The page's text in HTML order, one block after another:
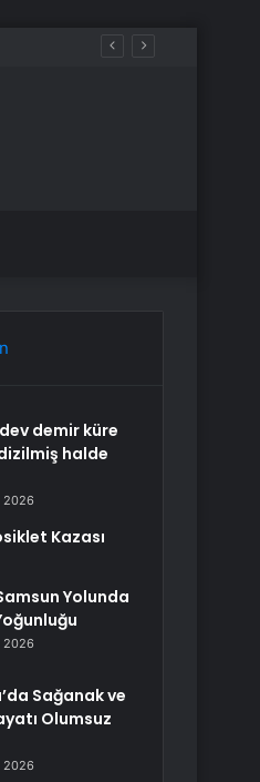
demir küre
halde
2026
Kazası
Yolunda
2026
Sağanak ve
Olumsuz
2026